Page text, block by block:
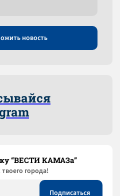
новость
“ВЕСТИ КАМАЗа”
города!